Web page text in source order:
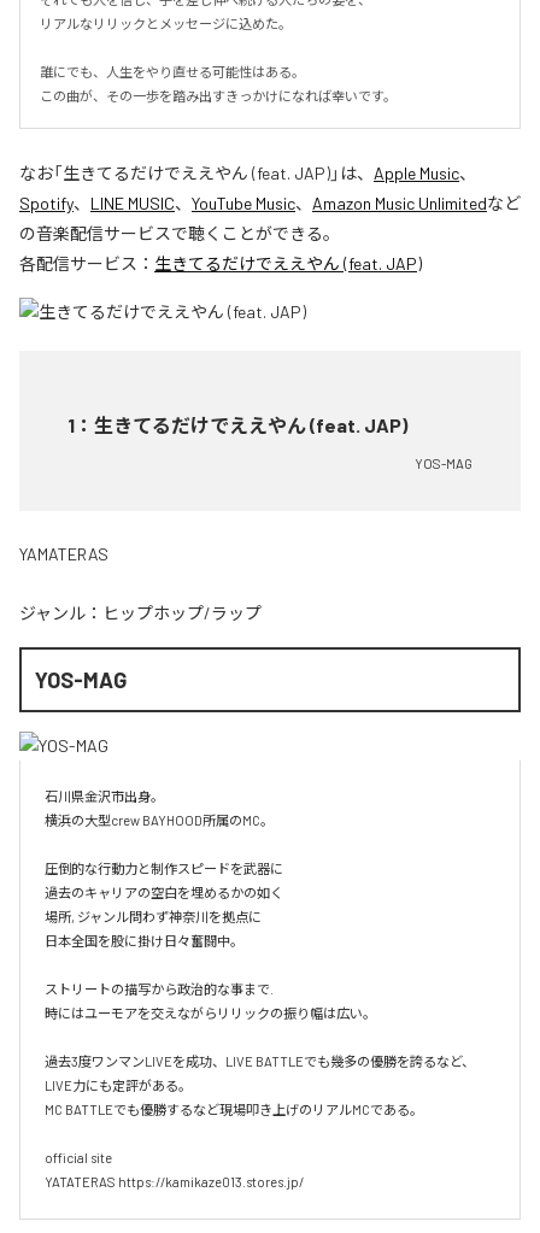
リアルなリリックとメッセージに込めた。
誰にでも、人生をやり直せる可能性はある。
この曲が、その一歩を踏み出すきっかけになれば幸いです。
なお「生きてるだけでええやん (feat. JAP)」は、 Apple Music、
Spotify、 LINE MUSIC、 YouTube Music、 Amazon Music Unlimitedなど
の音楽配信サービスで聴くことができる。
各配信サービス： 生きてるだけでええやん (feat. JAP)
1 ： 生きてるだけでええやん (feat. JAP)
YOS-MAG
YAMATERAS
ジャンル： ヒップホップ/ラップ
YOS-MAG
石川県金沢市出身。
横浜の大型crew BAYHOOD所属のMC。
圧倒的な行動力と制作スピードを武器に
過去のキャリアの空白を埋めるかの如く
場所, ジャンル問わず神奈川を拠点に
日本全国を股に掛け日々奮闘中。
ストリートの描写から政治的な事まで.
時にはユーモアを交えながらリリックの振り幅は広い。
過去3度ワンマンLIVEを成功、LIVE BATTLEでも幾多の優勝を誇るなど、
LIVE力にも定評がある。
MC BATTLEでも優勝するなど現場叩き上げのリアルMCである。
official site
YATATERAS https://kamikaze013.stores.jp/